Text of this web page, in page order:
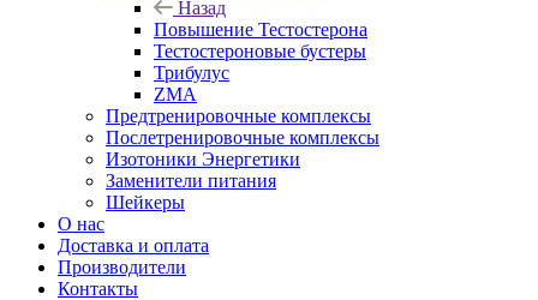
Назад
Повышение Тестостерона
Тестостероновые бустеры
Трибулус
ZMA
Предтренировочные комплексы
Послетренировочные комплексы
Изотоники Энергетики
Заменители питания
Шейкеры
О нас
Доставка и оплата
Производители
Контакты